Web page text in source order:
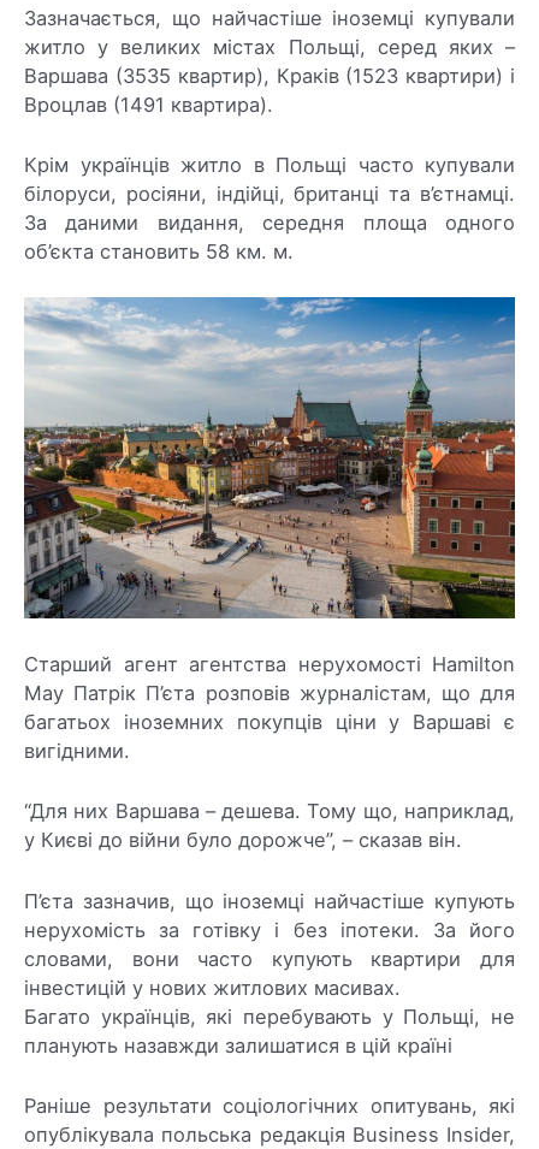
Зазначається, що найчастіше іноземці купували
житло у великих містах Польщі, серед яких –
Варшава (3535 квартир), Краків (1523 квартири) і
Вроцлав (1491 квартира).
Крім українців житло в Польщі часто купували
білоруси, росіяни, індійці, британці та в’єтнамці.
За даними видання, середня площа одного
об’єкта становить 58 км. м.
Старший агент агентства нерухомості Hamilton
May Патрік П’єта розповів журналістам, що для
багатьох іноземних покупців ціни у Варшаві є
вигідними.
“Для них Варшава – дешева. Тому що, наприклад,
у Києві до війни було дорожче”, – сказав він.
П’єта зазначив, що іноземці найчастіше купують
нерухомість за готівку і без іпотеки. За його
словами, вони часто купують квартири для
інвестицій у нових житлових масивах.
Багато українців, які перебувають у Польщі, не
планують назавжди залишатися в цій країні
Раніше результати соціологічних опитувань, які
опублікувала польська редакція Business Insider,